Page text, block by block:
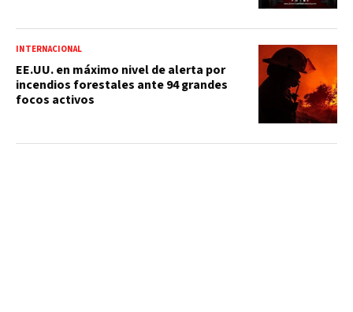
INTERNACIONAL
EE.UU. en máximo nivel de alerta por
incendios forestales ante 94 grandes
focos activos